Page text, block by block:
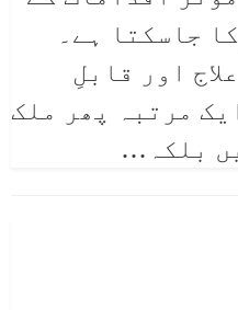
جاسکتا ہے۔
اور قابلِ
مرتبہ پھر ملک
بلکہ …